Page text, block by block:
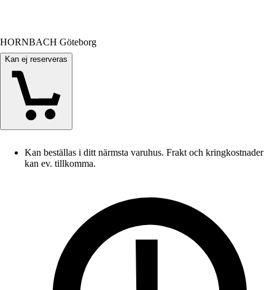
HORNBACH Göteborg
Kan ej reserveras
Kan beställas i ditt närmsta varuhus. Frakt och kringkostnader
kan ev. tillkomma.